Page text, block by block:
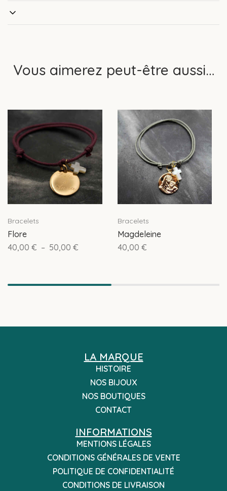
Vous aimerez peut-être aussi…
Bracelets
Flore
40,00 € – 50,00 €
Bracelets
Magdeleine
40,00 €
LA MARQUE
HISTOIRE
NOS BIJOUX
NOS BOUTIQUES
CONTACT
INFORMATIONS
MENTIONS LÉGALES
CONDITIONS GÉNÉRALES DE VENTE
POLITIQUE DE CONFIDENTIALITÉ
CONDITIONS DE LIVRAISON